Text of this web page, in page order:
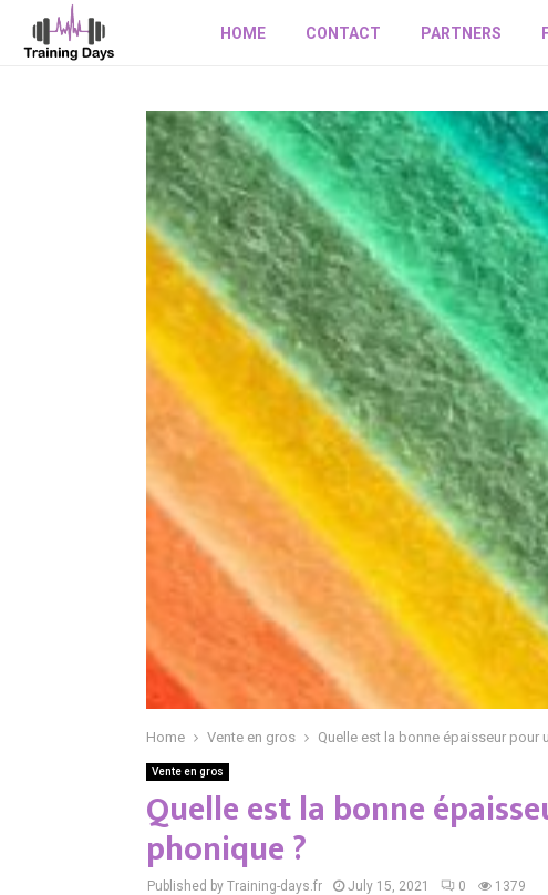
HOME CONTACT PARTNERS
Home Vente en gros Quelle est la bonne épaisseur pour
Vente en gros
Quelle est la bonne
phonique ?
Published by Training-days.fr July 15, 2021 0 1379